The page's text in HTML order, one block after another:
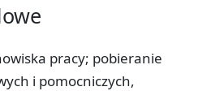
pracy; pobieranie
i pomocniczych,